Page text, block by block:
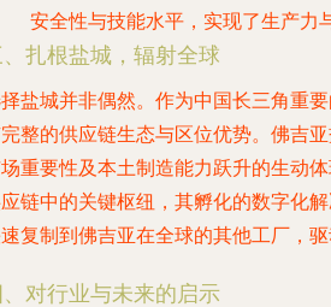
安全性与技能水平，实现了生产力
扎根盐城，辐射全球
盐城并非偶然。作为中国长三角重
整的供应链生态与区位优势。佛吉
重要性及本土制造能力跃升的生动
链中的关键枢纽，其孵化的数字化
复制到佛吉亚在全球的其他工厂，驱
对行业与未来的启示